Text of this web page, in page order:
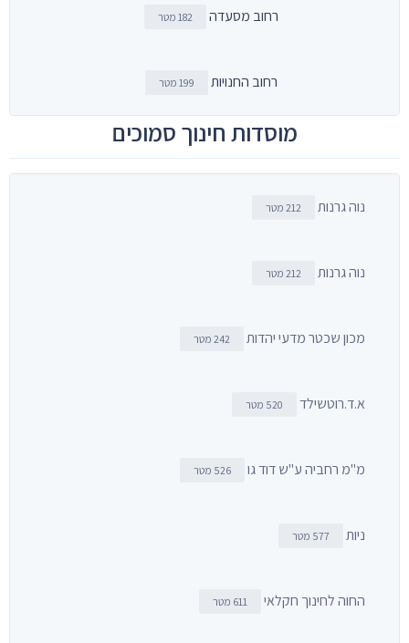
רחוב מסעדה 182 מטר
רחוב החנויות 199 מטר
מוסדות חינוך סמוכים
נוה גרנות 212 מטר
נוה גרנות 212 מטר
מכון שכטר מדעי יהדות 242 מטר
א.ד.רוטשילד 520 מטר
מ"מ רחביה ע"ש דוד גו 526 מטר
ניות 577 מטר
החוה לחינוך חקלאי 611 מטר